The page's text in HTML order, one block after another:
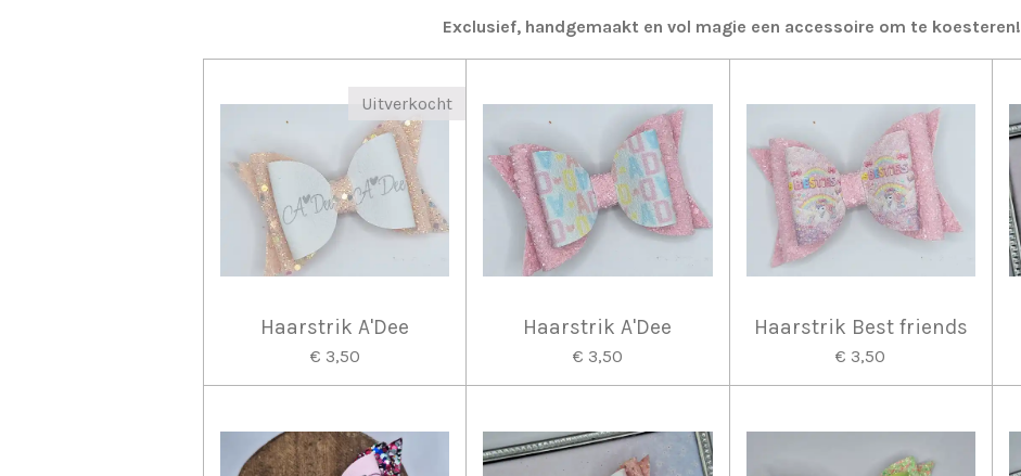
Exclusief, handgemaakt en vol magie een accessoire om te koesteren!
Uitverkocht
Haarstrik A'Dee
€ 3,50
Haarstrik A'Dee
€ 3,50
Haarstrik Best friends
€ 3,50